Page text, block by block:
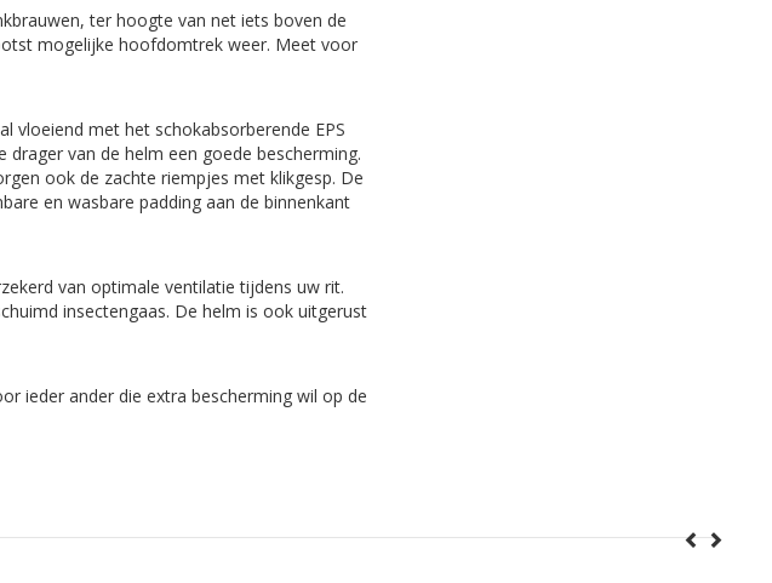
ter hoogte van net iets boven de
mogelijke hoofdomtrek weer. Meet voor
vloeiend met het schokabsorberende EPS
drager van de helm een goede bescherming.
ook de zachte riempjes met klikgesp. De
en wasbare padding aan de binnenkant
van optimale ventilatie tijdens uw rit.
insectengaas. De helm is ook uitgerust
ieder ander die extra bescherming wil op de